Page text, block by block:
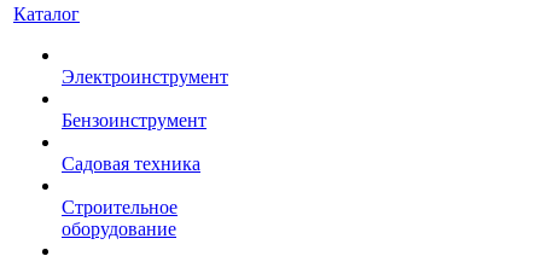
Каталог
Электроинструмент
Бензоинструмент
Садовая техника
Строительное
оборудование